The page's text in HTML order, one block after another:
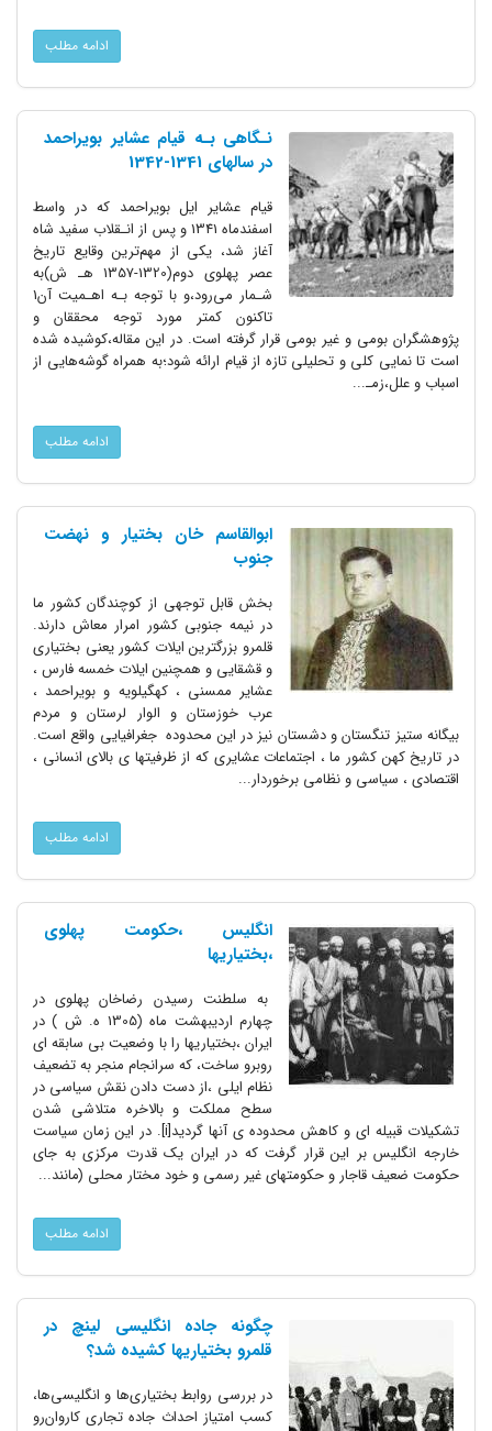
ادامه مطلب
نـگاهی بـه قیام عشایر بویراحمد
در سالهای‌ 1341-1342
قیام عشایر‌ ایل بویراحمد که در واسط
اسفندماه 1341 و پس از انـقلاب سفید شاه
آغاز‌ شد، یکی از مهم‌ترین‌ وقایع‌ تاریخ
عصر پهلوی دوم(1320-1357 هـ ش)به
شـمار می‌رود،و با توجه بـه اهـمیت آن‌1
تاکنون کمتر مورد توجه محققان و
پژوهشگران بومی و غیر بومی قرار گرفته است. در این مقاله،کوشیده‌ شده
است تا نمایی کلی و تحلیلی تازه از قیام ارائه شود؛به همراه‌ گوشه‌هایی از
اسباب و علل،زمـ...
ادامه مطلب
ابوالقاسم خان بختیار و نهضت
جنوب
بخش قابل توجهی از کوچندگان کشور ما
در نیمه جنوبی کشور امرار معاش دارند.
قلمرو بزرگترین ایلات کشور یعنی بختیاری
و قشقایی و همچنین ایلات خمسه فارس ،
عشایر ممسنی ، کهگیلویه و بویراحمد ،
عرب خوزستان و الوار لرستان و مردم
بیگانه ستیز تنگستان و دشستان نیز در این محدوده جغرافیایی واقع است.
در تاریخ کهن کشور ما ، اجتماعات عشایری که از ظرفیتها ی بالای انسانی ،
اقتصادی ، سیاسی و نظامی برخوردار...
ادامه مطلب
انگلیس ،حکومت پهلوی
،بختیاریها
به سلطنت رسیدن رضاخان پهلوی در
چهارم اردیبهشت ماه (1305 ه. ش ) در
ایران ،بختیاریها را با وضعیت بی سابقه ای
روبرو ساخت، که سرانجام منجر به تضعیف
نظام ایلی ،از دست دادن نقش سیاسی در
سطح مملکت و بالاخره متلاشی شدن
تشکیلات قبیله ای و کاهش محدوده ی آنها گردید[i]. در این زمان سیاست
خارجه انگلیس بر این قرار گرفت که در ایران یک قدرت مرکزی به جای
حکومت ضعیف قاجار و حکومتهای غیر رسمی و خود مختار محلی (مانند...
ادامه مطلب
چگونه جاده انگلیسی لینچ در
قلمرو بختیاریها کشیده شد؟
در بررسی روابط بختیاری‌ها و انگلیسی‌ها،
کسب امتیاز احداث جاده تجاری کاروان‌رو